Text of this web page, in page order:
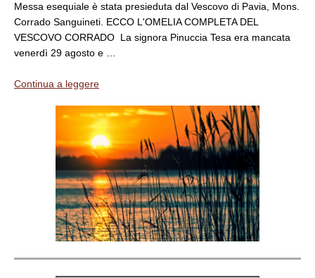
Messa esequiale è stata presieduta dal Vescovo di Pavia, Mons.
Corrado Sanguineti. ECCO L'OMELIA COMPLETA DEL
VESCOVO CORRADO La signora Pinuccia Tesa era mancata
venerdì 29 agosto e …
Continua a leggere